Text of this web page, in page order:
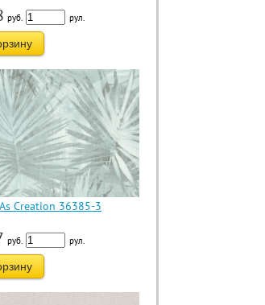
руб. рул.
Creation 36385-3
руб. рул.